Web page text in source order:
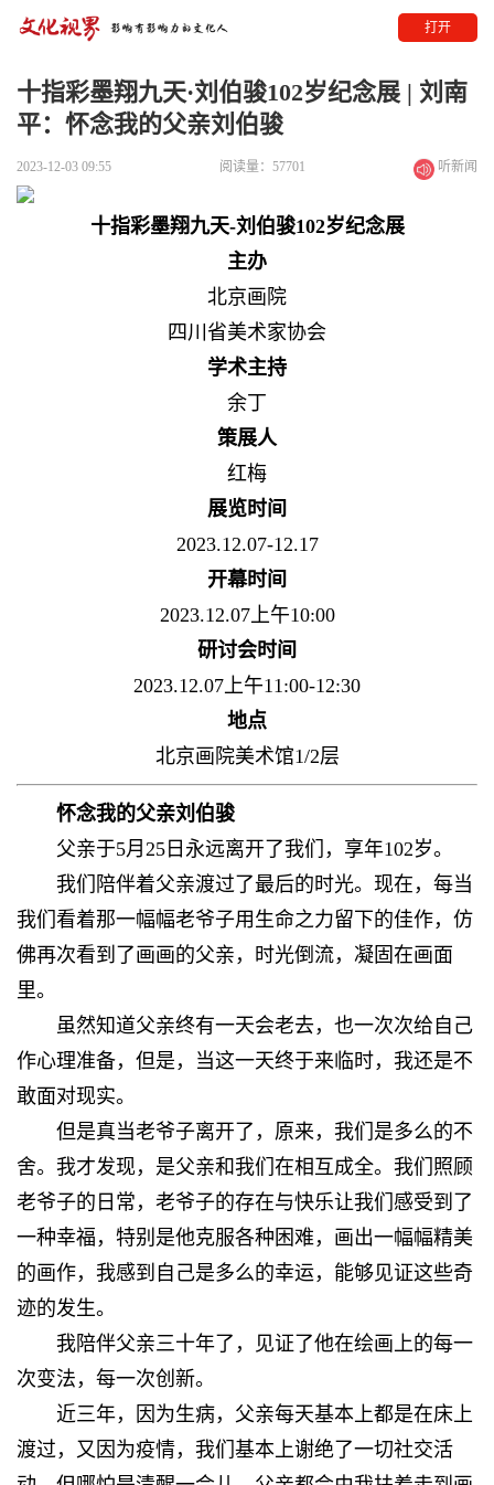
打开
十指彩墨翔九天·刘伯骏102岁纪念展​ | 刘南
平：怀念我的父亲刘伯骏
2023-12-03 09:55 阅读量：57701 听新闻
十指彩墨翔九天-刘伯骏102岁纪念展
主办
北京画院
四川省美术家协会
学术主持
余丁
策展人
红梅
展览时间
2023.12.07-12.17
开幕时间
2023.12.07上午10:00
研讨会时间
2023.12.07上午11:00-12:30
地点
北京画院美术馆1/2层
怀念我的父亲刘伯骏
父亲于5月25日永远离开了我们，享年102岁。
我们陪伴着父亲渡过了最后的时光。现在，每当
我们看着那一幅幅老爷子用生命之力留下的佳作，仿
佛再次看到了画画的父亲，时光倒流，凝固在画面
里。
虽然知道父亲终有一天会老去，也一次次给自己
作心理准备，但是，当这一天终于来临时，我还是不
敢面对现实。
但是真当老爷子离开了，原来，我们是多么的不
舍。我才发现，是父亲和我们在相互成全。我们照顾
老爷子的日常，老爷子的存在与快乐让我们感受到了
一种幸福，特别是他克服各种困难，画出一幅幅精美
的画作，我感到自己是多么的幸运，能够见证这些奇
迹的发生。
我陪伴父亲三十年了，见证了他在绘画上的每一
次变法，每一次创新。
近三年，因为生病，父亲每天基本上都是在床上
渡过，又因为疫情，我们基本上谢绝了一切社交活